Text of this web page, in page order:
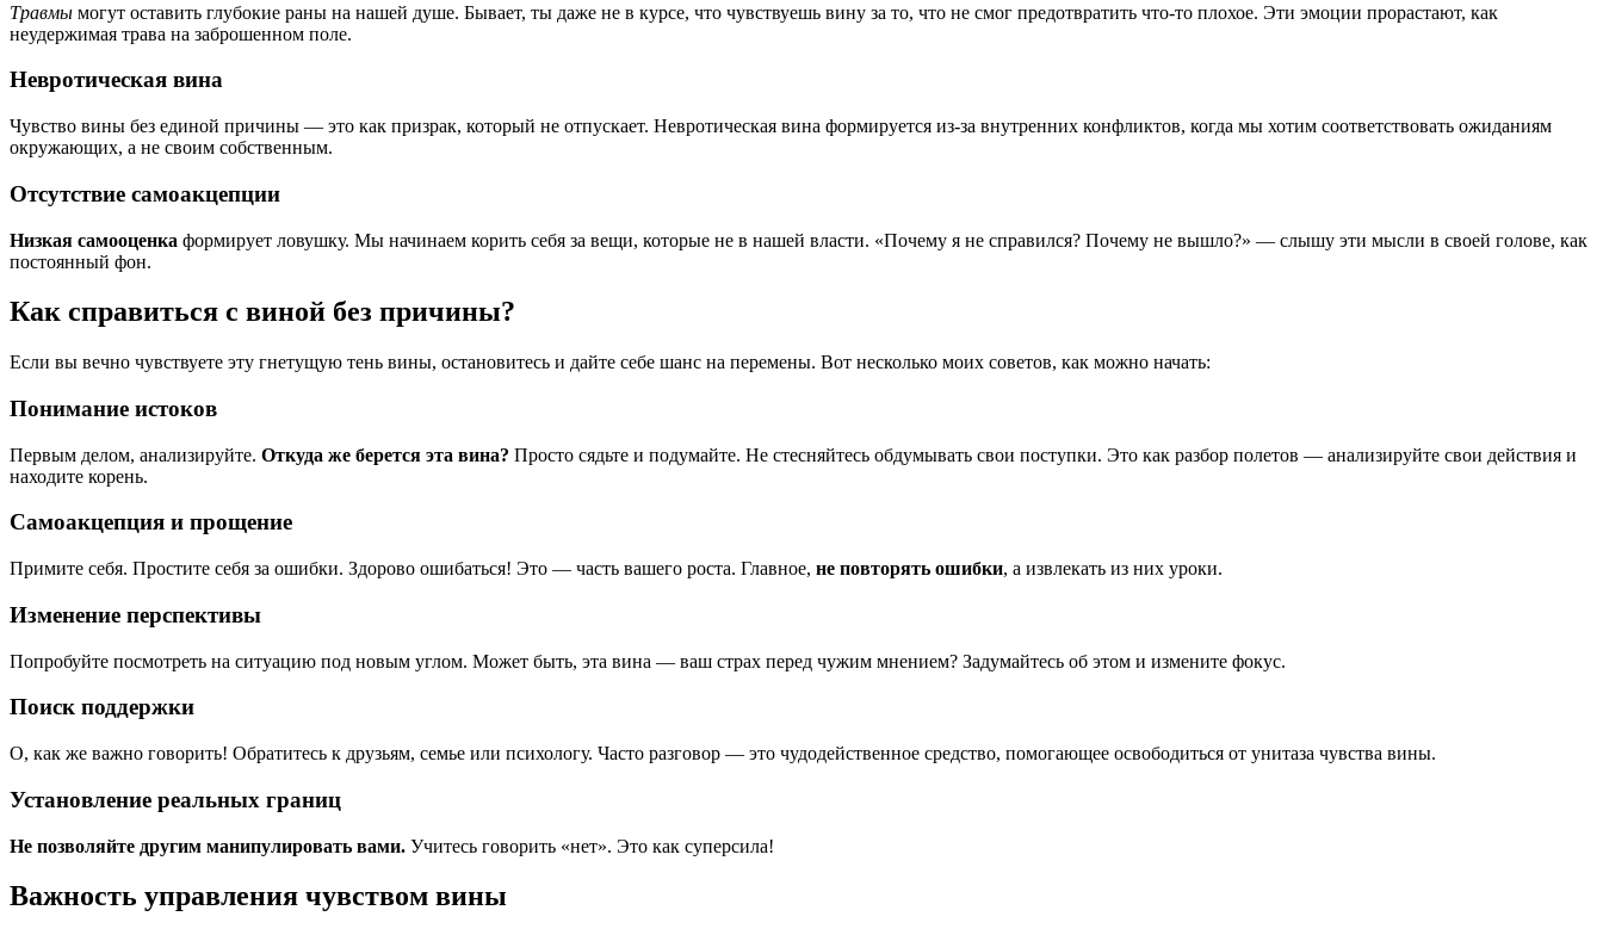
Травмы могут оставить глубокие раны на нашей душе. Бывает, ты даже не в курсе, что чувствуешь вину за то, что не смог предотвратить что-то плохое. Эти эмоции прорастают, как
неудержимая трава на заброшенном поле.
Невротическая вина
Чувство вины без единой причины — это как призрак, который не отпускает. Невротическая вина формируется из-за внутренних конфликтов, когда мы хотим соответствовать ожиданиям
окружающих, а не своим собственным.
Отсутствие самоакцепции
Низкая самооценка формирует ловушку. Мы начинаем корить себя за вещи, которые не в нашей власти. «Почему я не справился? Почему не вышло?» — слышу эти мысли в своей голове, как
постоянный фон.
Как справиться с виной без причины?
Если вы вечно чувствуете эту гнетущую тень вины, остановитесь и дайте себе шанс на перемены. Вот несколько моих советов, как можно начать:
Понимание истоков
Первым делом, анализируйте. Откуда же берется эта вина? Просто сядьте и подумайте. Не стесняйтесь обдумывать свои поступки. Это как разбор полетов — анализируйте свои действия и
находите корень.
Самоакцепция и прощение
Примите себя. Простите себя за ошибки. Здорово ошибаться! Это — часть вашего роста. Главное, не повторять ошибки, а извлекать из них уроки.
Изменение перспективы
Попробуйте посмотреть на ситуацию под новым углом. Может быть, эта вина — ваш страх перед чужим мнением? Задумайтесь об этом и измените фокус.
Поиск поддержки
О, как же важно говорить! Обратитесь к друзьям, семье или психологу. Часто разговор — это чудодейственное средство, помогающее освободиться от унитаза чувства вины.
Установление реальных границ
Не позволяйте другим манипулировать вами. Учитесь говорить «нет». Это как суперсила!
Важность управления чувством вины